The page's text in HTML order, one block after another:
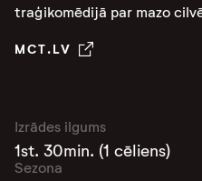
traģikomēdijā par mazo
MCT.LV
Izrādes ilgums
1st. 30min. (1 cēliens)
Sezona